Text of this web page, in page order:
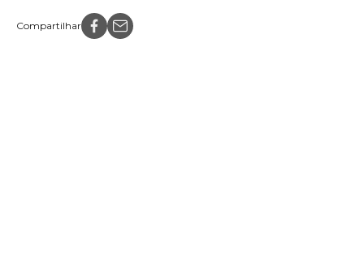
Compartilhar